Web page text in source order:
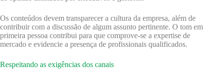
Os conteúdos devem transparecer a cultura da empresa, além de
contribuir com a discussão de algum assunto pertinente. O tom em
primeira pessoa contribui para que comprove-se a expertise de
mercado e evidencie a presença de profissionais qualificados.
Respeitando as exigências dos canais